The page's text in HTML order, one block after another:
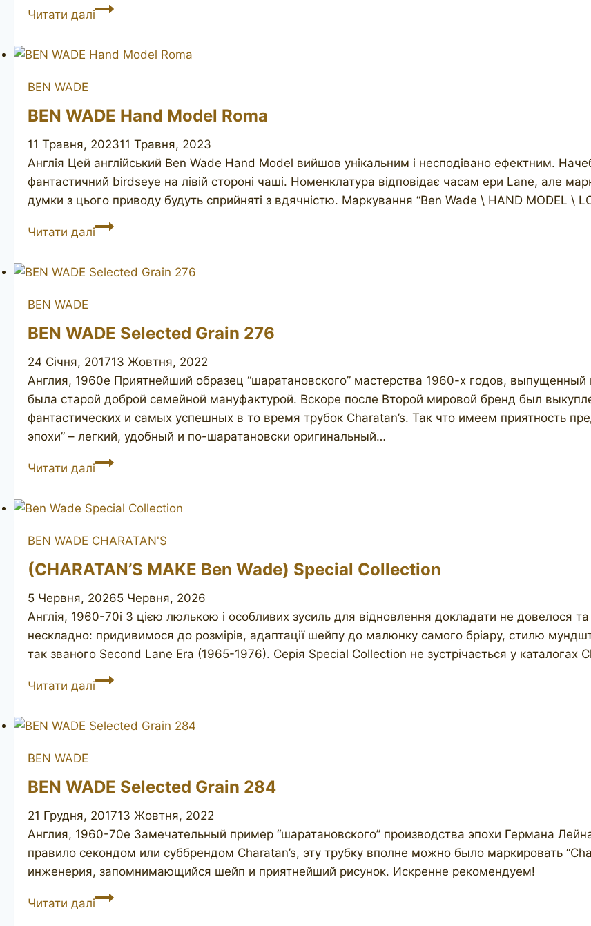
Читати даліBEN
Grain
BEN WADE
BEN WADE Hand Model Roma
11 Травня, 202311 Травня, 2023
Англія Цей англійський Ben Wade Hand Model вийшов унікальним і несподівано ефектним.
фантастичний birdseye на лівій стороні чаші. Номенклатура відповідає часам ери Lane, але
думки з цього приводу будуть сприйняті з вдячністю. Маркування “Ben Wade \ HAND MODEL \
Читати даліBEN
Model
BEN WADE
BEN WADE Selected Grain 276
24 Січня, 201713 Жовтня, 2022
Англия, 1960е Приятнейший образец “шаратановского” мастерства 1960-х годов,
была старой доброй семейной мануфактурой. Вскоре после Второй мировой бренд был
фантастических и самых успешных в то время трубок Charatan’s. Так что имеем приятность
эпохи” – легкий, удобный и по-шаратановски оригинальный…
Читати даліBEN
Grain
276
BEN WADE CHARATAN'S
(CHARATAN’S MAKE Ben Wade) Special Collection
5 Червня, 20265 Червня, 2026
Англія, 1960-70і З цією люлькою і особливих зусиль для відновлення докладати не довелося та
нескладно: придивимося до розмірів, адаптації шейпу до малюнку самого бріару, стилю
так званого Second Lane Era (1965-1976). Серія Special Collection не зустрічається у каталогах
Читати далі(CHARATAN’S
Wade)
BEN WADE
BEN WADE Selected Grain 284
21 Грудня, 201713 Жовтня, 2022
Англия, 1960-70е Замечательный пример “шаратановского” производства эпохи Германа
правило секондом или суббрендом Charatan’s, эту трубку вполне можно было маркировать
инженерия, запомнимающийся шейп и приятнейший рисунок. Искренне рекомендуем!
Читати даліBEN